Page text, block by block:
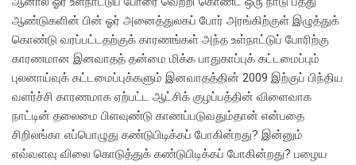
ஆண்டுகளின் பின் ஓர் அனைத்துலகப் போர் அரங்கிற்குள் இழுத்துக்
கொண்டு வரப்பட்டதற்குக் காரணங்கள் அந்த உள்நாட்டுப் போரிற்கு
காரணமான இனவாதத் தன்மை மிக்க பாதுகாப்புக் கட்டமைப்பும்
புலனாய்வுக் கட்டமைப்புக்களும் இனவாதத்தின் 2009 இற்குப் பிந்திய
வளர்ச்சி காரணமாக ஏற்பட்ட ஆட்சிக் குழப்பத்தின் விளைவாக
நாட்டின் தலைமை பிளவுண்டு காணப்படுவதும்தான் என்பதை
சிறிலங்கா எப்பொழுது கண்டுபிடிக்கப் போகின்றது? இன்னும்
எவ்வளவு விலை கொடுத்துக் கண்டுபிடிக்கப் போகின்றது? பழைய